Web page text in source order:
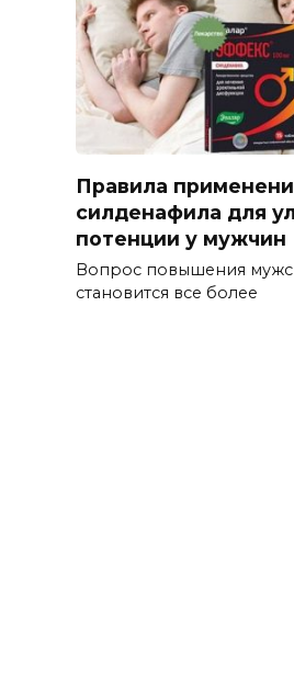
Правила
силденафила для
потенции у мужчин
Вопрос повышения
становится все более